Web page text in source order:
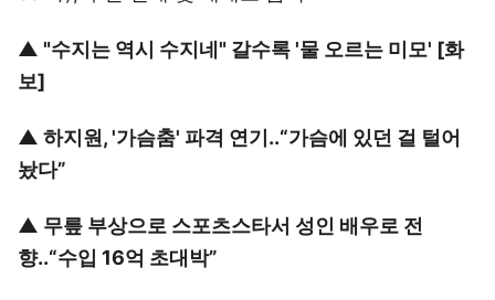
▲ "수지는 역시 수지네" 갈수록 '물 오르는 미모' [화
보]
▲ 하지원, '가슴춤' 파격 연기..“가슴에 있던 걸 털어
놨다”
▲ 무릎 부상으로 스포츠스타서 성인 배우로 전
향..“수입 16억 초대박”